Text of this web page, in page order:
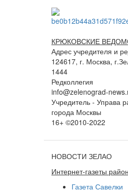
КРЮКОВСКИЕ
Адрес учредителя и
124617, г. Москва,
1444
Редколлегия
info@zelenograd-
Учредитель - Управа
города Москвы
16+ ©2010-2022
НОВОСТИ ЗЕЛАО
Интернет-газеты
Газета Савелки